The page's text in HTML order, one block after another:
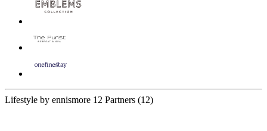
Lifestyle by ennismore 12 Partners (12)